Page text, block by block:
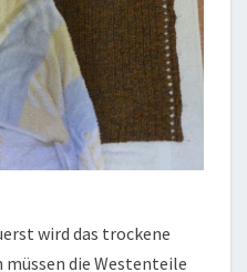
wird das trockene
müssen die Westenteile